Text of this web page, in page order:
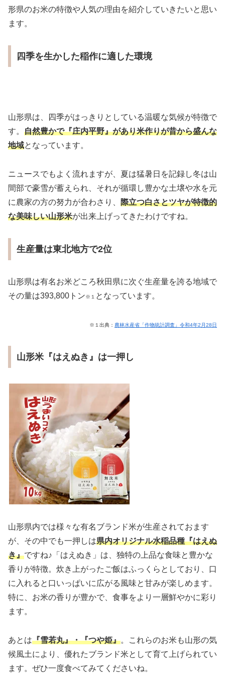
形県のお米の特徴や人気の理由を紹介していきたいと思い
ます。
四季を生かした稲作に適した環境
山形県は、四季がはっきりとしている温暖な気候が特徴で
す。 自然豊かで『庄内平野』があり米作りが昔から盛んな
地域となっています。
ニュースでもよく流れますが、夏は猛暑日を記録し冬は山
間部で豪雪が蓄えられ、それが循環し豊かな土壌や水を元
に農家の方の努力が合わさり、 際立つ白さとツヤが特徴的
な美味しい山形米が出来上げってきたわけですね。
生産量は東北地方で2位
山形県は有名お米どころ秋田県に次ぐ生産量を誇る地域で
その量は393,800トン※１ となっています。
※１出典： 農林水産省「作物統計調査」令和4年2月28日
山形米『はえぬき』は一押し
山形県内では様々な有名ブランド米が生産されておます
が、その中でも一押しは県内オリジナル水稲品種『はえぬ
き』ですね♪「はえぬき」は、独特の上品な食味と豊かな
香りが特徴。炊き上がったご飯はふっくらとしており、口
に入れると口いっぱいに広がる風味と甘みが楽しめます。
特に、お米の香りが豊かで、食事をより一層鮮やかに彩り
ます。
あとは『雪若丸』・『つや姫』。これらのお米も山形の気
候風土により、優れたブランド米として育て上げられてい
ます。ぜひ一度食べてみてくださいね。